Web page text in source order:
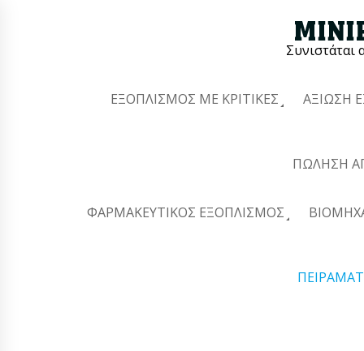
Συνιστάται
ΕΞΟΠΛΙΣΜΌΣ ΜΕ ΚΡΙΤΙΚΈΣ ΑΞΊΩΣΗ
ΠΏΛΗΣΗ
ΦΑΡΜΑΚΕΥΤΙΚΌΣ ΕΞΟΠΛΙΣΜΌΣ